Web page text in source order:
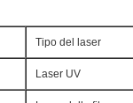
Tipo del laser
Laser UV